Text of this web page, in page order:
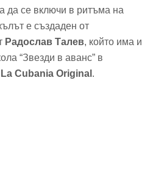
да се включи в ритъма на
е създаден от
Радослав Талев, който има и
“Звезди в аванс” в
La Cubania Original .